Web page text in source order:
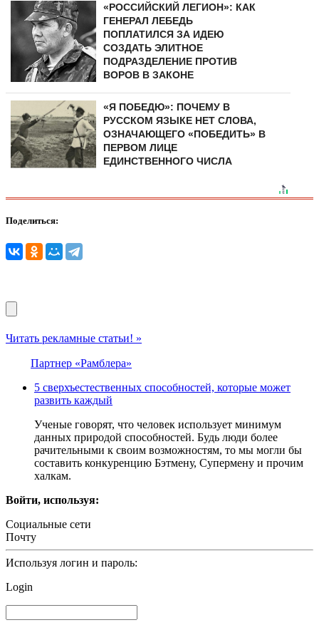
«РОССИЙСКИЙ ЛЕГИОН»: КАК
ГЕНЕРАЛ ЛЕБЕДЬ
ПОПЛАТИЛСЯ ЗА ИДЕЮ
СОЗДАТЬ ЭЛИТНОЕ
ПОДРАЗДЕЛЕНИЕ ПРОТИВ
ВОРОВ В ЗАКОНЕ
«Я ПОБЕДЮ»: ПОЧЕМУ В
РУССКОМ ЯЗЫКЕ НЕТ СЛОВА,
ОЗНАЧАЮЩЕГО «ПОБЕДИТЬ» В
ПЕРВОМ ЛИЦЕ
ЕДИНСТВЕННОГО ЧИСЛА
Поделиться:
Читать рекламные статьи! »
Партнер «Рамблера»
5 сверхъестественных способностей, которые может
развить каждый
Ученые говорят, что человек использует минимум
данных природой способностей. Будь люди более
рачительными к своим возможностям, то мы могли бы
составить конкуренцию Бэтмену, Супермену и прочим
халкам.
Войти, используя:
Социальные сети
Почту
Используя логин и пароль:
Login